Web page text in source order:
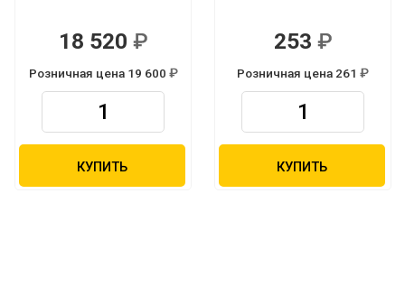
18 520
Розничная цена 19 600
КУПИТЬ
253
Розничная цена 261
КУПИТЬ
Р
Р Р